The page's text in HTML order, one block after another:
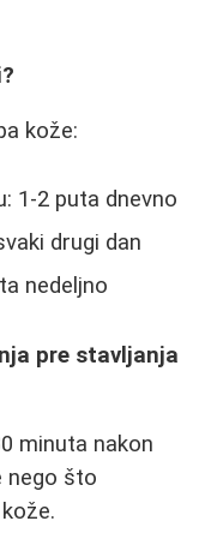
kože:
1-2 puta dnevno
drugi dan
nedeljno
pre stavljanja
minuta nakon
nego što